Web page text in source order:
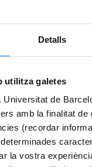
Detalls
utilitza galetes
Universitat de
amb la finalitat de
(recordar
la vostra